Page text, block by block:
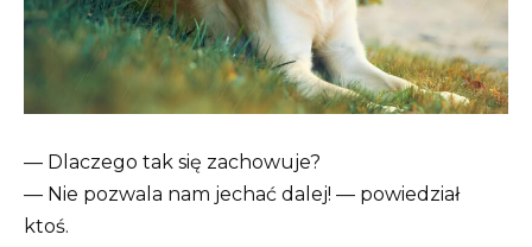
— Dlaczego tak się zachowuje?
— Nie pozwala nam jechać dalej! — powiedział
ktoś.